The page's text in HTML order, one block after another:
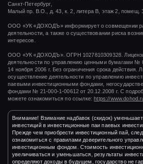
Санкт-Петербург,
Малый пр. В.О., д. 43, к. 2, литера В, этаж 2, помещ.
ООО «УК «ДОХОДЪ» информирует о совмещении
деятельности, а также о существовании риска
интересов.
ООО «УК «ДОХОДЪ». ОГРН 1027810309328.
деятельности по управлению ценными бумагами №
14 ноября 2006 г. Без ограничения срока действия.
осуществление деятельности по управлению
паевыми инвестиционными фондами,
фондами № 21-000-1-00612 от 20.12.2008 г. С
можете ознакомиться по ссылке:https://
Внимание! Взимание надбавок (скидок)
инвестиций в инвестиционные паи паевых
Прежде чем приобрести инвестиционный пай,
ознакомиться с правилами доверительного
инвестиционным фондом. Стоимость
увеличиваться и уменьшаться, результаты
определяют доходы в будущем, государство не